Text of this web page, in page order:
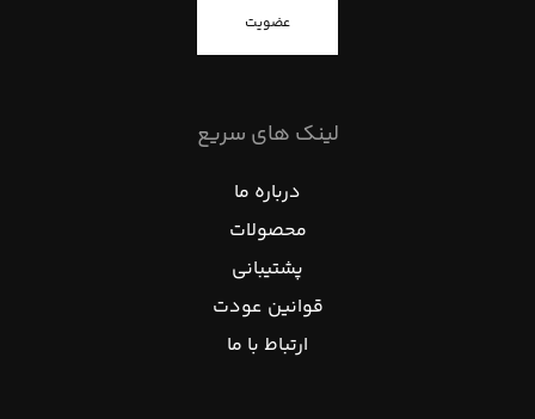
عضویت
لینک های سریع
درباره ما
محصولات
پشتیبانی
قوانین عودت
ارتباط با ما